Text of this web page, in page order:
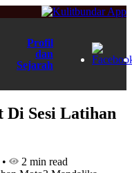
Profil
dan
Sejarah
Di Sesi Latihan
• 2 min read